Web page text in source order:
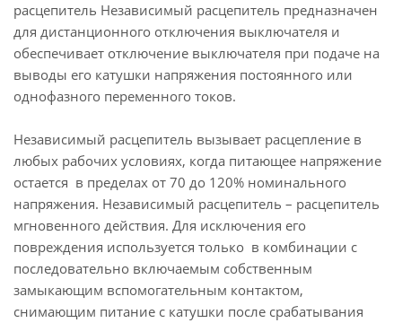
расцепитель Независимый расцепитель предназначен
для дистанционного отключения выключателя и
обеспечивает отключение выключателя при подаче на
выводы его катушки напряжения постоянного или
однофазного переменного токов.
Независимый расцепитель вызывает расцепление в
любых рабочих условиях, когда питающее напряжение
остается в пределах от 70 до 120% номинального
напряжения. Независимый расцепитель – расцепитель
мгновенного действия. Для исключения его
повреждения используется только в комбинации с
последовательно включаемым собственным
замыкающим вспомогательным контактом,
снимающим питание с катушки после срабатывания